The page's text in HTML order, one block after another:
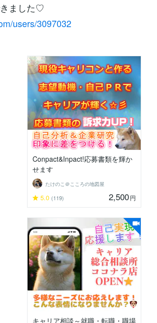
ました♡
users/3097032
Conpact&Inpact!応募書類を輝か
せます
たけのこ＠こころの地図屋
5.0 (119) 2,500円
キャリア相談～就職・転職・職場